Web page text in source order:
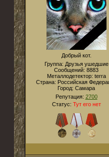
Добрый кот.
Группа: Друзья ушедшие
Сообщений: 8883
Металлодетектор: terra
Страна: Российская
Город: Cамара
Репутация: 2700
Статус: Тут его нет